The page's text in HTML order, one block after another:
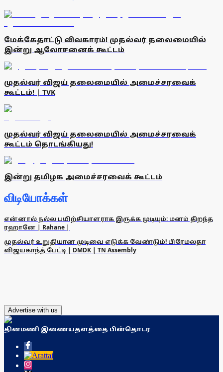
மேக்கேதாட்டு விவகாரம்! முதல்வர் தலைமையில்
இன்று ஆலோசனைக் கூட்டம்
முதல்வர் விஜய் தலைமையில் அமைச்சரவைக்
கூட்டம்! | TVK
முதல்வர் விஜய் தலைமையில் அமைச்சரவைக்
கூட்டம் தொடங்கியது!
இன்று தமிழக அமைச்சரவைக் கூட்டம்
விடியோக்கள்
என்னால் நல்ல பயிற்சியாளராக இருக்க முடியும்: மனம் திறந்த
ரஹானே | Rahane |
முதல்வர் உறுதியான முடிவை எடுக்க வேண்டும்! பிரேமலதா
விஜயகாந்த் பேட்டி | DMDK | TN Assembly
Advertise with us
தினமணி இணையதளத்தை பின்தொடர